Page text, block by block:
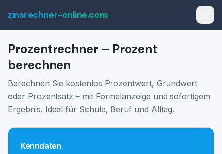
zinsrechner-online.com
Prozentrechner – Prozent
berechnen
Berechnen Sie kostenlos Prozentwert, Grundwert
oder Prozentsatz – mit Formelanzeige und sofortigem
Ergebnis. Ideal für Schule, Beruf und Alltag.
Kenndaten